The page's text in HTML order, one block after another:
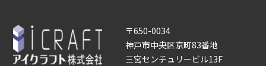
〒650-0034
神戸市中央区京町83番地
三宮センチュリービル13F